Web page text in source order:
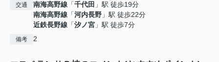
交通 南海高野線 「千代田 」駅 徒歩19分
南海高野線 「河内長野 」駅 徒歩22分
近鉄長野線 「汐ノ宮 」駅 徒歩7分
備考 2